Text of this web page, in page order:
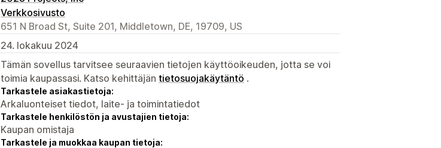
Verkkosivusto
651 N Broad St, Suite 201, Middletown, DE, 19709, US
24. lokakuu 2024
Tämän sovellus tarvitsee seuraavien tietojen käyttöoikeuden, jotta se voi
toimia kaupassasi. Katso kehittäjän tietosuojakäytäntö .
Tarkastele asiakastietoja:
Arkaluonteiset tiedot, laite- ja toimintatiedot
Tarkastele henkilöstön ja avustajien tietoja:
Kaupan omistaja
Tarkastele ja muokkaa kaupan tietoja: